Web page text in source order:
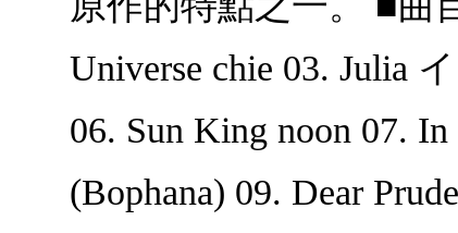
Universe chie 03. Julia
06. Sun King noon 07.
(Bophana) 09. Dear